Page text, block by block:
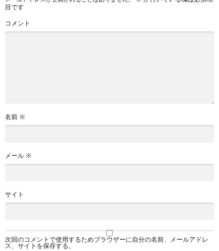
目です
コメント
名前 ※
メール ※
サイト
次回のコメントで使用するためブラウザーに自分の名前、メールアドレ
ス、サイトを保存する。